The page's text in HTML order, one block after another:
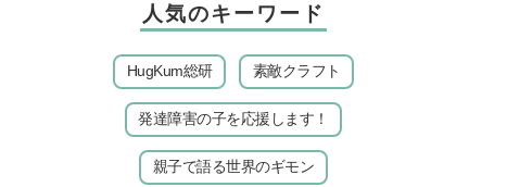
人気のキーワード
HugKum総研 素敵クラフト
発達障害の子を応援します！
親子で語る世界のギモン